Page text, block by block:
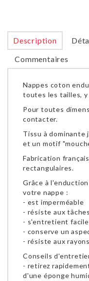
Description
Commentaires
Nappes coton
toutes les tailles, y
Pour toutes
contacter.
Tissu à dominante
et un motif
Fabrication
rectangulaires.
Grâce à
votre nappe :
- est imperméable
- résiste aux
- s'entretient
- conserve un
- résiste aux
Conseils
- retirez
d'une éponge